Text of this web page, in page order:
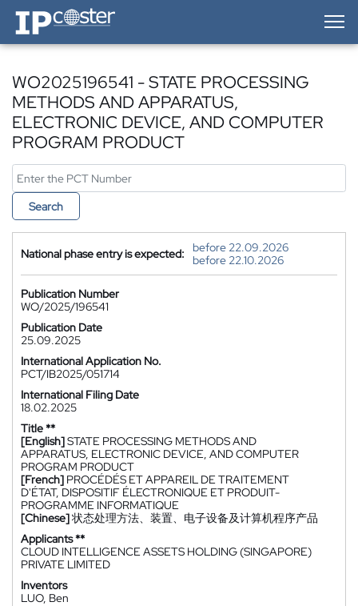
IP-Coster — Home
WO2025196541 - STATE PROCESSING
METHODS AND APPARATUS,
ELECTRONIC DEVICE, AND COMPUTER
PROGRAM PRODUCT
Search
National phase entry is expected:
before 22.09.2026
before 22.10.2026
Publication Number
WO/2025/196541
Publication Date
25.09.2025
International Application No.
PCT/IB2025/051714
International Filing Date
18.02.2025
Title **
[English]STATE PROCESSING METHODS AND
APPARATUS, ELECTRONIC DEVICE, AND COMPUTER
PROGRAM PRODUCT
[French] PROCÉDÉS ET APPAREIL DE TRAITEMENT
D'ÉTAT, DISPOSITIF ÉLECTRONIQUE ET PRODUIT-
PROGRAMME INFORMATIQUE
[Chinese]状态处理方法、装置、电子设备及计算机程序产品
Applicants **
CLOUD INTELLIGENCE ASSETS HOLDING (SINGAPORE)
PRIVATE LIMITED
Inventors
LUO, Ben